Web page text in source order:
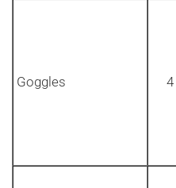
Goggles 4